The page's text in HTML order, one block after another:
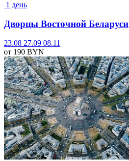
1 день
Дворцы Восточной Беларуси
23.08 27.09 08.11
от 190 BYN